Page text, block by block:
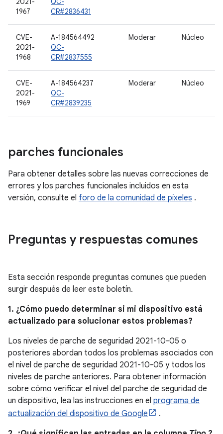
1967
CR#2836431
CVE-
2021-
1968
A-184564492
QC-
CR#2837555
Moderar Núcleo
CVE-
2021-
1969
A-184564237
QC-
CR#2839235
Moderar Núcleo
parches funcionales
Para obtener detalles sobre las nuevas correcciones de
errores y los parches funcionales incluidos en esta
versión, consulte el foro de la comunidad de píxeles .
Preguntas y respuestas comunes
Esta sección responde preguntas comunes que pueden
surgir después de leer este boletín.
1. ¿Cómo puedo determinar si mi dispositivo está
actualizado para solucionar estos problemas?
Los niveles de parche de seguridad 2021-10-05 o
posteriores abordan todos los problemas asociados con
el nivel de parche de seguridad 2021-10-05 y todos los
niveles de parche anteriores. Para obtener información
sobre cómo verificar el nivel del parche de seguridad de
un dispositivo, lea las instrucciones en el programa de
actualización del dispositivo de Google
.